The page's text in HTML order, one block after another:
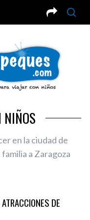
NIÑOS
en la ciudad de
a Zaragoza
DE